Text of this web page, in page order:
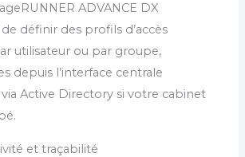
ADVANCE DX
définir des profils d’accès
utilisateur ou par groupe,
depuis l’interface centrale
Active Directory si votre cabinet
et traçabilité